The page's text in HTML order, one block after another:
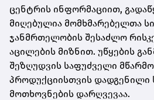
ცენტრის ინფორმაციით,
მიღებულია მომხმარებელთა
ჯანმრთელობის შესაძლო
აცილების მიზნით. უწყების
შეზღუდვის საფუძველი
პროდუქციისთვის
მოთხოვნების დარღვევაა.